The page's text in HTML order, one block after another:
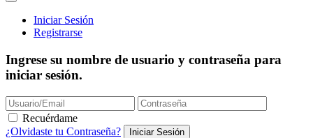
Iniciar Sesión
Registrarse
Ingrese su nombre de usuario y contraseña para
iniciar sesión.
Recuérdame
¿Olvidaste tu Contraseña?